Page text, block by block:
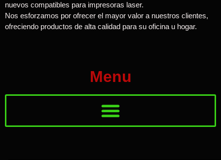
nuevos compatibles para impresoras laser.
Nos esforzamos por ofrecer el mayor valor a nuestros clientes,
ofreciendo productos de alta calidad para su oficina u hogar.
Menu